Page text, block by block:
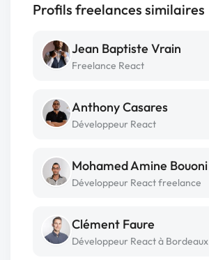
Profils freelances similaires
Jean Baptiste Vrain
Freelance React
Anthony Casares
Développeur React
Mohamed Amine Bouoni
Développeur React freelance
Clément Faure
Développeur React à Bordeaux